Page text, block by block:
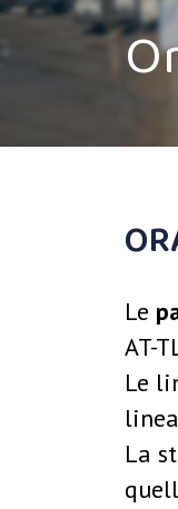
Le
AT-
Le
linea
La